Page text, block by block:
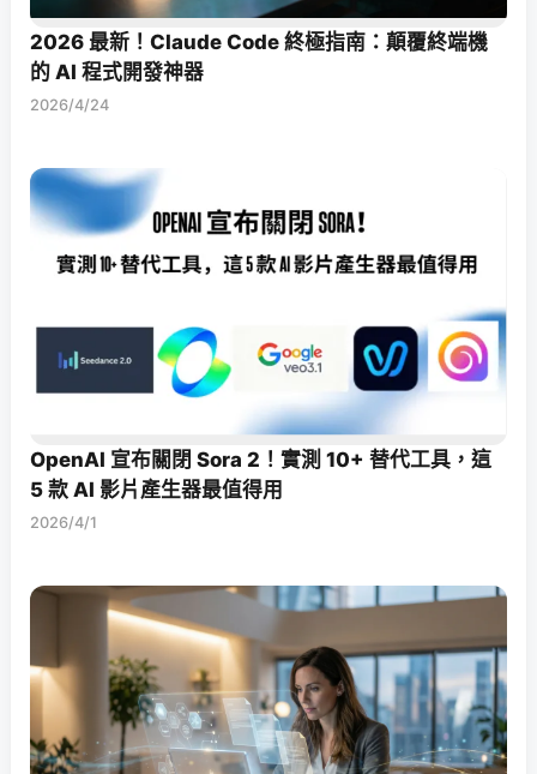
2026 最新！Claude Code 終極指南：顛覆終端機
的 AI 程式開發神器
2026/4/24
OpenAI 宣布關閉 Sora 2！實測 10+ 替代工具，這
5 款 AI 影片產生器最值得用
2026/4/1